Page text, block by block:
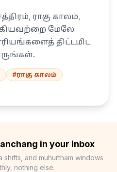
ராகு காலம்,
மேலே
திட்டமிட
#ராகு காலம்
in your inbox
shifts, and muhurtham windows
nothing else.